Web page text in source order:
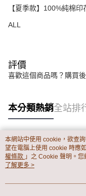
【夏季款】100%純棉印
ALL
評價
喜歡這個商品嗎？購買
本分類熱銷全站排
熱門標籤
本網站中使用 cookie，欲查
望在電腦上使用 cookie 時應
權條款 」之 Cookie 聲明。
用條款之 Cookie 聲明使用
了解更多 >